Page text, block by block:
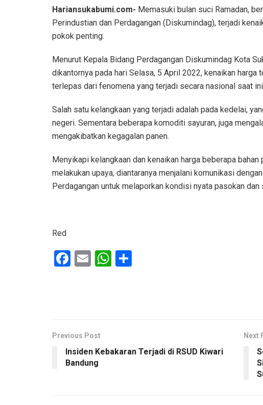
Hariansukabumi.com- Memasuki bulan suci Ramadan,
Perindustian dan Perdagangan (Diskumindag), terjadi
pokok penting.
Menurut Kepala Bidang Perdagangan Diskumindag Kota
dikantornya pada hari Selasa, 5 April 2022, kenaikan
terlepas dari fenomena yang terjadi secara nasional saat
Salah satu kelangkaan yang terjadi adalah pada kedelai,
negeri. Sementara beberapa komoditi sayuran, juga
mengakibatkan kegagalan panen.
Menyikapi kelangkaan dan kenaikan harga beberapa
melakukan upaya, diantaranya menjalani komunikasi
Perdagangan untuk melaporkan kondisi nyata pasokan
Red
F
o
k
E
W
p
Previous Post
Insiden Kebakaran Terjadi di RSUD Kiwari
Bandung
Next